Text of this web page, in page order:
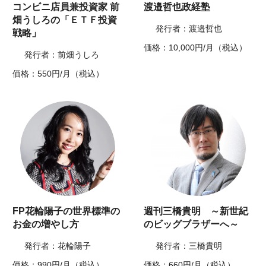
コンビニ店員兼投資家 前
畑うしろの「ＥＴＦ投資
戦略」
発行者：前畑うしろ
価格：550円/月（税込）
渡邉哲也政経塾
発行者：渡邉哲也
価格：10,000円/月（税込）
FP花輪陽子の世界標準の
お金の増やし方
発行者：花輪陽子
週刊三橋貴明 ～新世紀
のビッグブラザーへ～
発行者：三橋貴明